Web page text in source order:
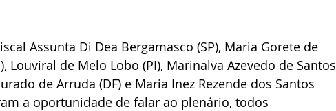
Assunta Di Dea Bergamasco (SP), Maria Gorete de
Louviral de Melo Lobo (PI), Marinalva Azevedo de Santos
de Arruda (DF) e Maria Inez Rezende dos Santos
a oportunidade de falar ao plenário, todos